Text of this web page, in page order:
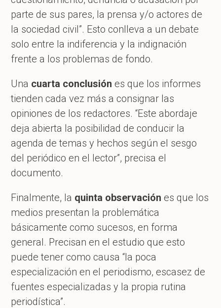
parte de sus pares, la prensa y/o actores de
la sociedad civil”. Esto conlleva a un debate
solo entre la indiferencia y la indignación
frente a los problemas de fondo.
Una cuarta conclusiónes que los informes
tienden cada vez más a consignar las
opiniones de los redactores. “Este abordaje
deja abierta la posibilidad de conducir la
agenda de temas y hechos según el sesgo
del periódico en el lector”, precisa el
documento.
Finalmente, la quinta observación es que los
medios presentan la problemática
básicamente como sucesos, en forma
general. Precisan en el estudio que esto
puede tener como causa “la poca
especialización en el periodismo, escasez de
fuentes especializadas y la propia rutina
periodística”.